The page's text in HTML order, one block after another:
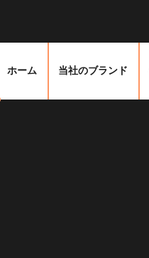
ホーム 当社のブランド